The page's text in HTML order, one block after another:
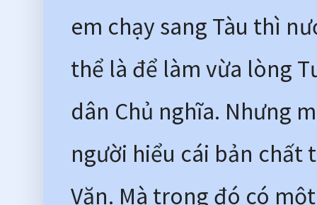
em chạy sang Tàu thì
thể là để làm vừa lòng
dân Chủ nghĩa. Nhưng
người hiểu cái bản chất
Văn. Mà trong đó có